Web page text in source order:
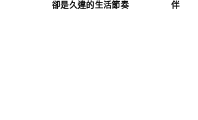
卻是久違的生活節奏
伴